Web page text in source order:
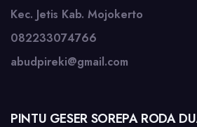
Kec. Jetis Kab. Mojokerto
082233074766
abudpireki@gmail.com
PINTU GESER SOREPA RODA